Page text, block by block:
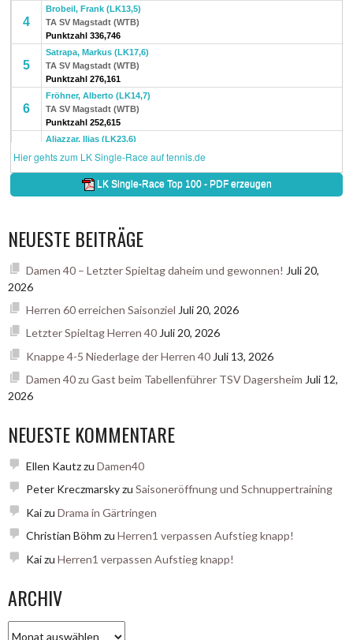
NEUESTE BEITRÄGE
Damen 40 – Letzter Spieltag daheim und gewonnen! Juli 20,
2026
Herren 60 erreichen Saisonziel Juli 20, 2026
Letzter Spieltag Herren 40 Juli 20, 2026
Knappe 4-5 Niederlage der Herren 40 Juli 13, 2026
Damen 40 zu Gast beim Tabellenführer TSV Dagersheim Juli 12,
2026
NEUESTE KOMMENTARE
Ellen Kautzzu Damen40
Peter Kreczmarskyzu Saisoneröffnung und Schnuppertraining
Kaizu Drama in Gärtringen
Christian Böhm zu Herren1 verpassen Aufstieg knapp!
Kaizu Herren1 verpassen Aufstieg knapp!
ARCHIV